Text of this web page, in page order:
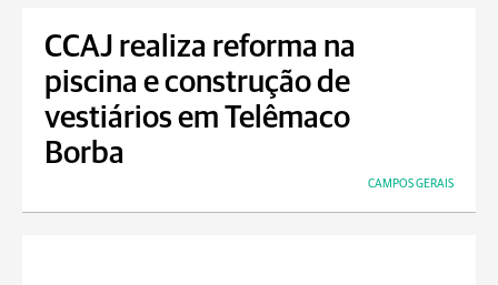
CCAJ realiza reforma na
piscina e construção de
vestiários em Telêmaco
Borba
CAMPOS GERAIS